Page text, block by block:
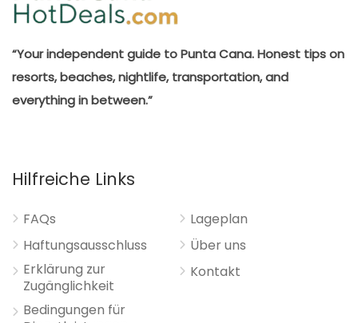
“Your independent guide to Punta Cana. Honest tips on
resorts, beaches, nightlife, transportation, and
everything in between.”
Hilfreiche Links
FAQs
Haftungsausschluss
Erklärung zur
Zugänglichkeit
Bedingungen für
Lageplan
Über uns
Kontakt